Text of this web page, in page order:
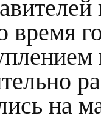
время
на